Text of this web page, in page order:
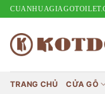
Bỏ
dung
TRANG CHỦ CỬA GỖ